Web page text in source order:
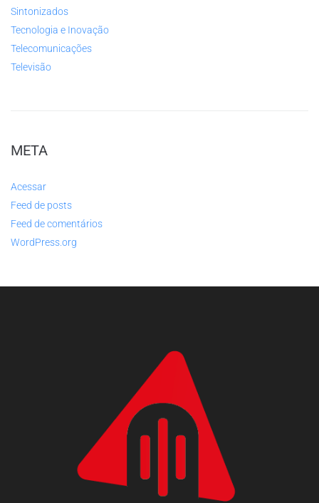
Sintonizados
Tecnologia e Inovação
Telecomunicações
Televisão
META
Acessar
Feed de posts
Feed de comentários
WordPress.org